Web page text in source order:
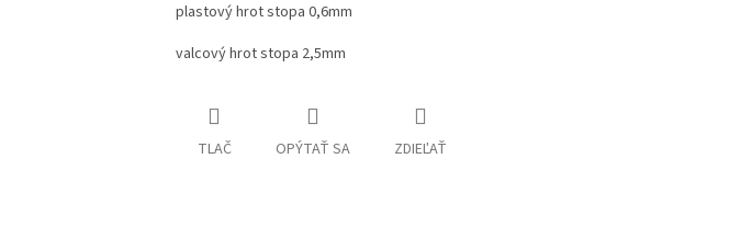
plastový hrot stopa 0,6mm
valcový hrot stopa 2,5mm
TLAČ OPÝTAŤ SA ZDIEĽAŤ